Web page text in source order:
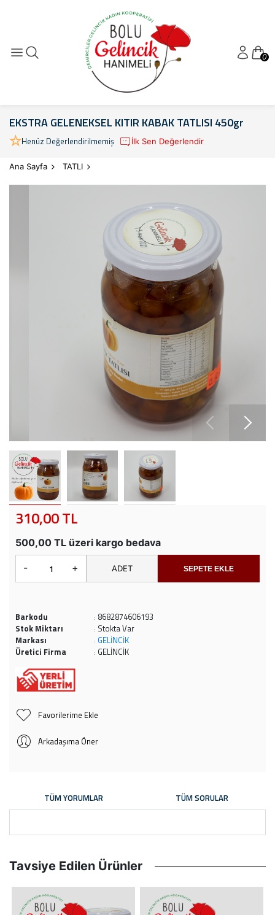
0
EKSTRA GELENEKSEL KITIR KABAK TATLISI 450gr
Henüz Değerlendirilmemiş İlk Sen Değerlendir
Ana Sayfa TATLI
310,00 TL
500,00 TL üzeri kargo bedava
- + ADET SEPETE EKLE
Barkodu : 8682874606193
Stok Miktarı
: Stokta Var
Markası
: GELİNCİK
Üretici Firma
: GELİNCİK
Favorilerime Ekle
Arkadaşıma Öner
TÜM YORUMLAR TÜM SORULAR
Tavsiye Edilen Ürünler